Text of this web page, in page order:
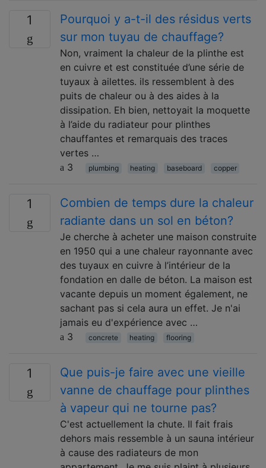
1
Pourquoi y a-t-il des résidus verts
sur mon tuyau de chauffage?
Non, vraiment la chaleur de la plinthe est
en cuivre et est constituée d’une série de
tuyaux à ailettes. ils ressemblent à des
puits de chaleur ou à des aides à la
dissipation. Eh bien, nettoyait la moquette
à l’aide du radiateur pour plinthes
chauffantes et remarquais des traces
vertes …
3
plumbing heating baseboard copper
1
Combien de temps dure la chaleur
radiante dans un sol en béton?
Je cherche à acheter une maison construite
en 1950 qui a une chaleur rayonnante avec
des tuyaux en cuivre à l’intérieur de la
fondation en dalle de béton. La maison est
vacante depuis un moment également, ne
sachant pas si cela aura un effet. Je n'ai
jamais eu d'expérience avec …
3
concrete heating flooring
1
Que puis-je faire avec une vieille
vanne de chauffage pour plinthes
à vapeur qui ne tourne pas?
C'est actuellement la chute. Il fait frais
dehors mais ressemble à un sauna intérieur
à cause des radiateurs de mon